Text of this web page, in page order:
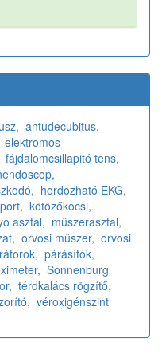
antudecubitus,
elektromos
fájdalomcsillapitó tens,
hordozható EKG,
kötözőkocsi,
asztal, műszerasztal,
orvosi műszer, orvosi
párásítók,
Sonnenburg
térdkalács rögzítő,
véroxigénszint